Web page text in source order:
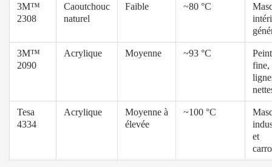
3M™
2308
Caoutchouc
naturel
Faible ~80 °C
3M™
2090
Acrylique Moyenne ~93 °C
fine,
Tesa
4334
Acrylique
Moyenne à
élevée
~100 °C
et